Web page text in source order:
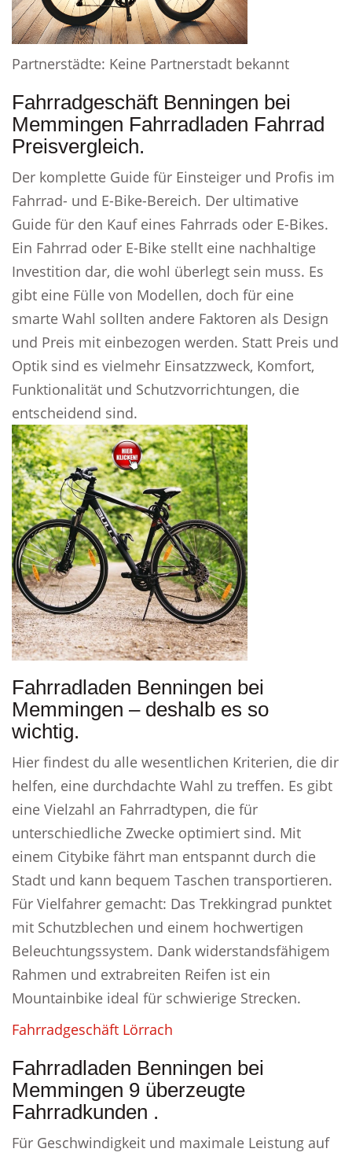
Partnerstädte: Keine Partnerstadt bekannt
Fahrradgeschäft Benningen bei
Memmingen Fahrradladen Fahrrad
Preisvergleich.
Der komplette Guide für Einsteiger und Profis im
Fahrrad- und E-Bike-Bereich. Der ultimative
Guide für den Kauf eines Fahrrads oder E-Bikes.
Ein Fahrrad oder E-Bike stellt eine nachhaltige
Investition dar, die wohl überlegt sein muss. Es
gibt eine Fülle von Modellen, doch für eine
smarte Wahl sollten andere Faktoren als Design
und Preis mit einbezogen werden. Statt Preis und
Optik sind es vielmehr Einsatzzweck, Komfort,
Funktionalität und Schutzvorrichtungen, die
entscheidend sind.
Fahrradladen Benningen bei
Memmingen – deshalb es so
wichtig.
Hier findest du alle wesentlichen Kriterien, die dir
helfen, eine durchdachte Wahl zu treffen. Es gibt
eine Vielzahl an Fahrradtypen, die für
unterschiedliche Zwecke optimiert sind. Mit
einem Citybike fährt man entspannt durch die
Stadt und kann bequem Taschen transportieren.
Für Vielfahrer gemacht: Das Trekkingrad punktet
mit Schutzblechen und einem hochwertigen
Beleuchtungssystem. Dank widerstandsfähigem
Rahmen und extrabreiten Reifen ist ein
Mountainbike ideal für schwierige Strecken.
Fahrradgeschäft Lörrach
Fahrradladen Benningen bei
Memmingen 9 überzeugte
Fahrradkunden .
Für Geschwindigkeit und maximale Leistung auf